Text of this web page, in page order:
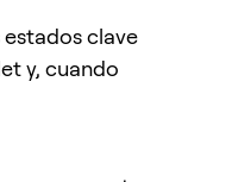
clave
y, cuando